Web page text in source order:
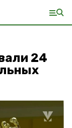
24